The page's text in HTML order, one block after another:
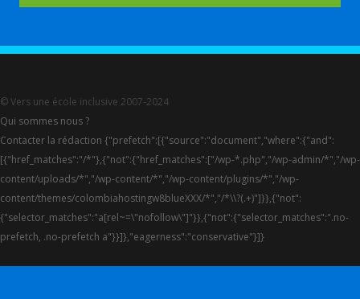
© Vers une école inclusive 2007-2024
Qui sommes nous ?
Contacter la rédaction {"prefetch":[{"source":"document","where":{"and":
[{"href_matches":"/*"},{"not":{"href_matches":["/wp-*.php","/wp-admin/*","/wp-
content/uploads/*","/wp-content/*","/wp-content/plugins/*","/wp-
content/themes/colombiahostingw8blueXXX/*","/*\\?(.+)"]}},{"not":
{"selector_matches":"a[rel~=\"nofollow\"]"}},{"not":{"selector_matches":".no-
prefetch, .no-prefetch a"}}]},"eagerness":"conservative"}]}